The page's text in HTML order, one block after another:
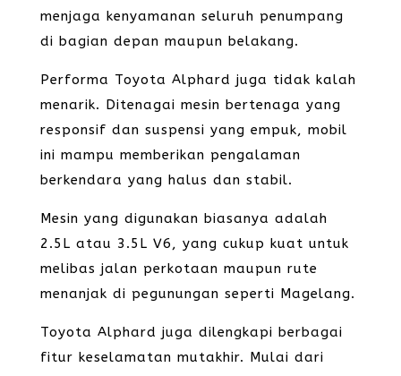
menjaga kenyamanan seluruh penumpang
di bagian depan maupun belakang.
Performa Toyota Alphard juga tidak kalah
menarik. Ditenagai mesin bertenaga yang
responsif dan suspensi yang empuk, mobil
ini mampu memberikan pengalaman
berkendara yang halus dan stabil.
Mesin yang digunakan biasanya adalah
2.5L atau 3.5L V6, yang cukup kuat untuk
melibas jalan perkotaan maupun rute
menanjak di pegunungan seperti Magelang.
Toyota Alphard juga dilengkapi berbagai
fitur keselamatan mutakhir. Mulai dari